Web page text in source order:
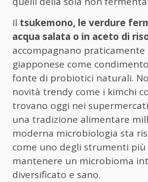
Il tsukemono, le verdure
acqua salata o in aceto di
accompagnano
giapponese come
fonte di probiotici naturali.
novità trendy come i kimchi
trovano oggi nei
una tradizione alimentare
moderna microbiologia sta
come uno degli strumenti più
mantenere un microbioma
diversificato e sano.